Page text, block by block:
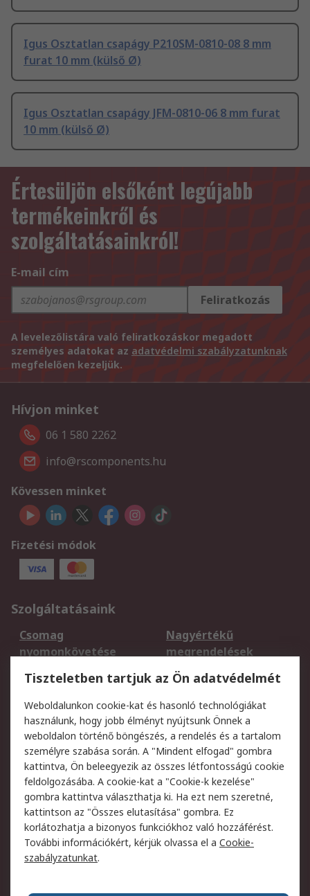
Igus Osztatlan csapágy P210SM-0810-08 8 mm
furat 10 mm (külső Ø)
Igus Osztatlan csapágy JFM-0810-06 8 mm furat
10 mm (külső Ø)
Értesüljön elsőként legújabb
termékeinkről és
szolgáltatásainkról!
E-mail cím
Feliratkozás
A levelezőlistára való feliratkozáskor megadott
személyes adatokat az adatvédelmi szabályzatunknak
megfelelően kezeljük.
Hívjon minket
06 1 580 2262
info@rscomponents.hu
Kövessen minket
Fizetési módok
Szolgáltatásaink
Csomag
nyomonkövetése
Nagyértékű
megrendelések
Regisztráció
Szállítás
Termékvisszaküldés
Szolgáltatások
Jogi
Adatvédelmi
szabályzat
Az RS értékesítési
feltételei
Cookie szabályzat
Email biztonság
Webhelyre vonatkozó
feltételek
Weboldal felhasználói
szabályzata
Tiszteletben tartjuk az Ön adatvédelmét
Weboldalunkon cookie-kat és hasonló technológiákat
használunk, hogy jobb élményt nyújtsunk Önnek a
weboldalon történő böngészés, a rendelés és a tartalom
személyre szabása során. A "Mindent elfogad" gombra
kattintva, Ön beleegyezik az összes létfontosságú cookie
feldolgozásába. A cookie-kat a "Cookie-k kezelése"
gombra kattintva választhatja ki. Ha ezt nem szeretné,
kattintson az "Összes elutasítása" gombra. Ez
korlátozhatja a bizonyos funkciókhoz való hozzáférést.
További információkért, kérjük olvassa el a Cookie-
szabályzatunkat.